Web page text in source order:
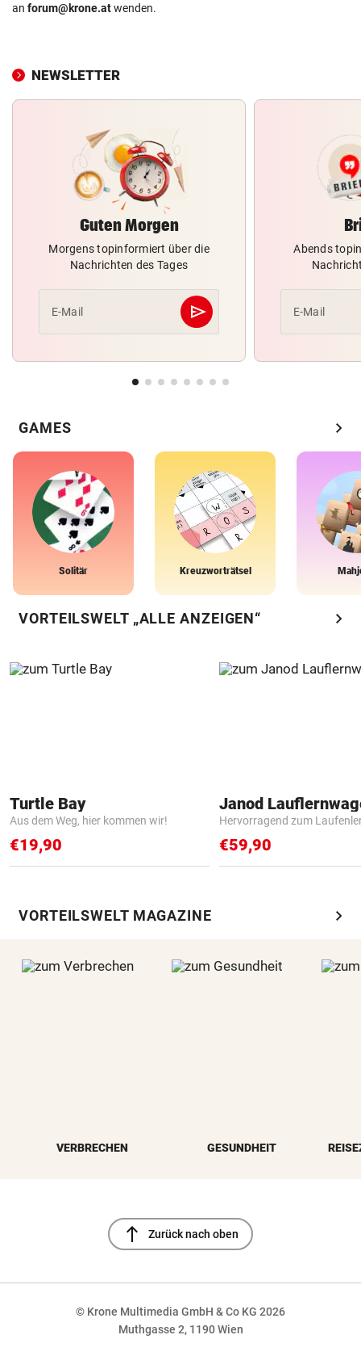
an forum@krone.atwenden.
NEWSLETTER
Guten Morgen
Morgens topinformiert über die
Nachrichten des Tages
E-Mail send
Abschicken
Abends
E-Mail
GAMES chevron_right
Solitär Kreuzworträtsel
VORTEILSWELT „ALLE ANZEIGEN“ chevron_right
Turtle Bay
Aus dem Weg, hier kommen wir!
€19,90
Janod
Hervorragend zum
€59,90
VORTEILSWELT MAGAZINE chevron_right
VERBRECHEN GESUNDHEIT
north Zurück nach oben
© Krone Multimedia GmbH & Co KG 2026
Muthgasse 2, 1190 Wien